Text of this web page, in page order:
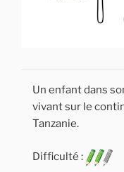
Un enfant dans
vivant sur le
Tanzanie.
Difficulté :